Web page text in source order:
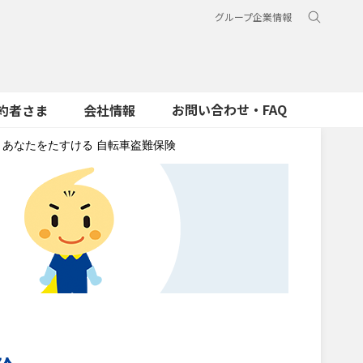
グループ企業情報
者さま 会社情報 お問い合わせ・FAQ
あなたをたすける 自転車盗難保険